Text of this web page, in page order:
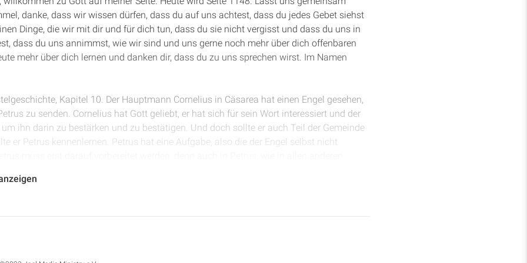
danke, dass wir wissen dürfen, dass du auf uns achtest, dass du jedes Gebet siehst
Dinge, die wir mit dir und für dich tun, dass du sie nicht vergisst und dass du uns in
dass du uns annimmst, wie wir sind und uns gerne noch mehr über dich offenbaren
mehr über dich lernen und danken dir, dass du zu uns sprechen wirst. Im Namen
Kapitel 10. Der Hauptmann Cornelius in Cäsarea hat einen Engel gesehen,
zu senden. Cornelius hat Gott geliebt, er hat sich für sein Wort interessiert und der
ihn darin zu bestärken und zu bestätigen. Und doch sollte er auch Teil der Gemeinde
er Petrus kennenlernen. Petrus hat eine Aufgabe, also die der Engel selbst nicht
Frau gesprochen hatte und dann gesagt hat: "Ich habe eine Speise zu essen, von